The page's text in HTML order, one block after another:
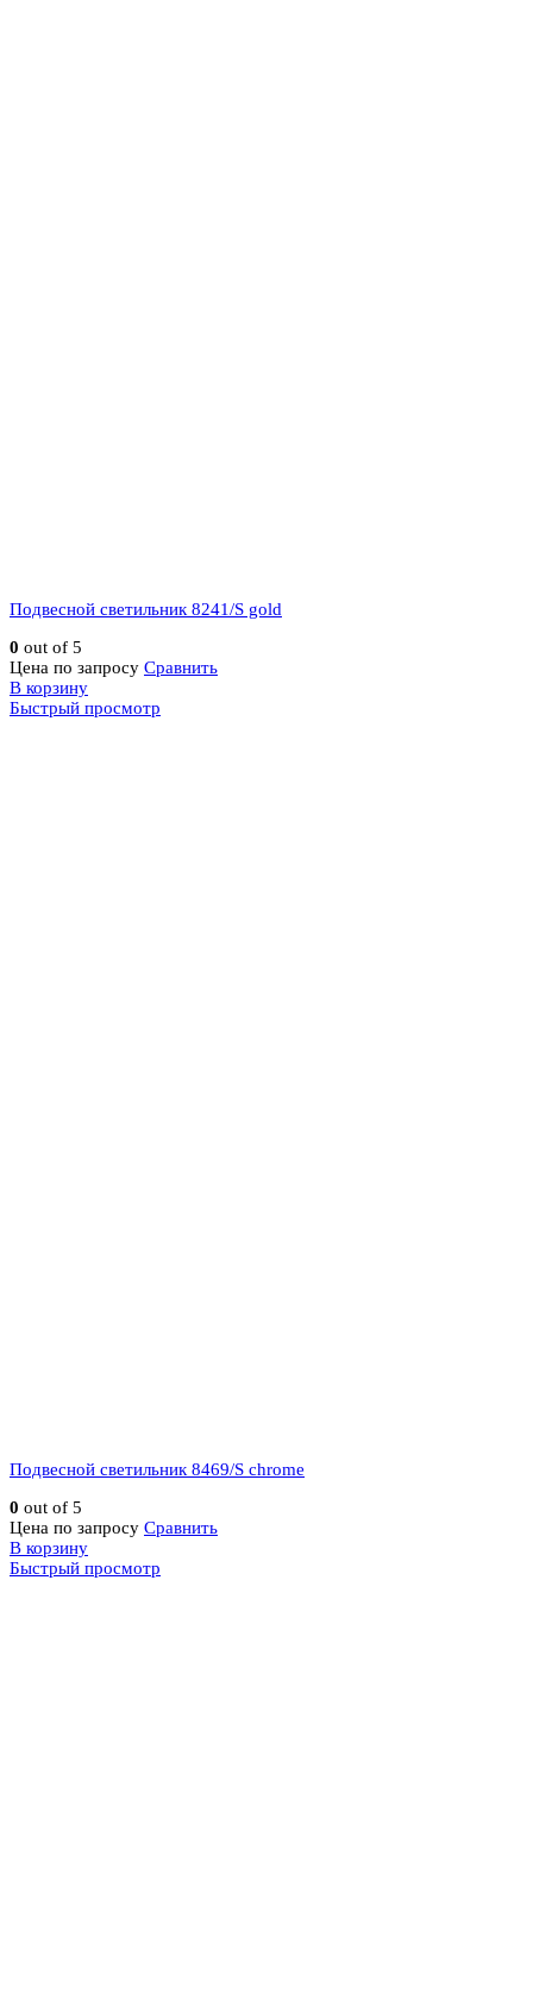
Подвесной светильник 8241/S gold
0 out of 5
Цена по запросу Сравнить
В корзину
Быстрый просмотр
Подвесной светильник 8469/S chrome
0 out of 5
Цена по запросу Сравнить
В корзину
Быстрый просмотр